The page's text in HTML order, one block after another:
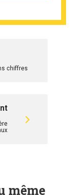
chiffres
même